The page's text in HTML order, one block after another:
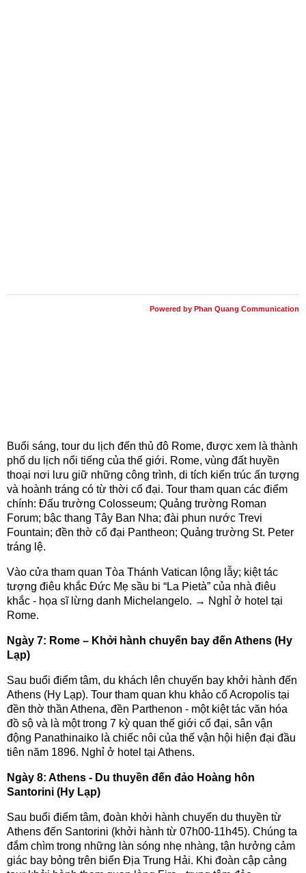
Powered by Phan Quang Communication
Buổi sáng, tour du lịch đến thủ đô Rome, được xem là thành
phố du lịch nổi tiếng của thế giới. Rome, vùng đất huyền
thoại nơi lưu giữ những công trình, di tích kiến trúc ấn tượng
và hoành tráng có từ thời cổ đại. Tour tham quan các điểm
chính: Đấu trường Colosseum; Quảng trường Roman
Forum; bậc thang Tây Ban Nha; đài phun nước Trevi
Fountain; đền thờ cổ đại Pantheon; Quảng trường St. Peter
tráng lệ.
Vào cửa tham quan Tòa Thánh Vatican lộng lẫy; kiệt tác
tượng điêu khắc Đức Mẹ sầu bi “La Pietà” của nhà điêu
khắc - họa sĩ lừng danh Michelangelo. → Nghỉ ở hotel tại
Rome.
Ngày 7: Rome – Khởi hành chuyến bay đến Athens (Hy
Lạp)
Sau buổi điểm tâm, du khách lên chuyến bay khởi hành đến
Athens (Hy Lạp). Tour tham quan khu khảo cổ Acropolis tại
đền thờ thần Athena, đền Parthenon - một kiệt tác văn hóa
đồ sộ và là một trong 7 kỳ quan thế giới cổ đại, sân vận
động Panathinaiko là chiếc nôi của thế vận hội hiện đại đầu
tiên năm 1896. Nghỉ ở hotel tại Athens.
Ngày 8: Athens - Du thuyền đến đảo Hoàng hôn
Santorini (Hy Lạp)
Sau buổi điểm tâm, đoàn khởi hành chuyến du thuyền từ
Athens đến Santorini (khởi hành từ 07h00-11h45). Chúng ta
đắm chìm trong những làn sóng nhẹ nhàng, tận hưởng cảm
giác bay bỏng trên biển Địa Trung Hải. Khi đoàn cập cảng